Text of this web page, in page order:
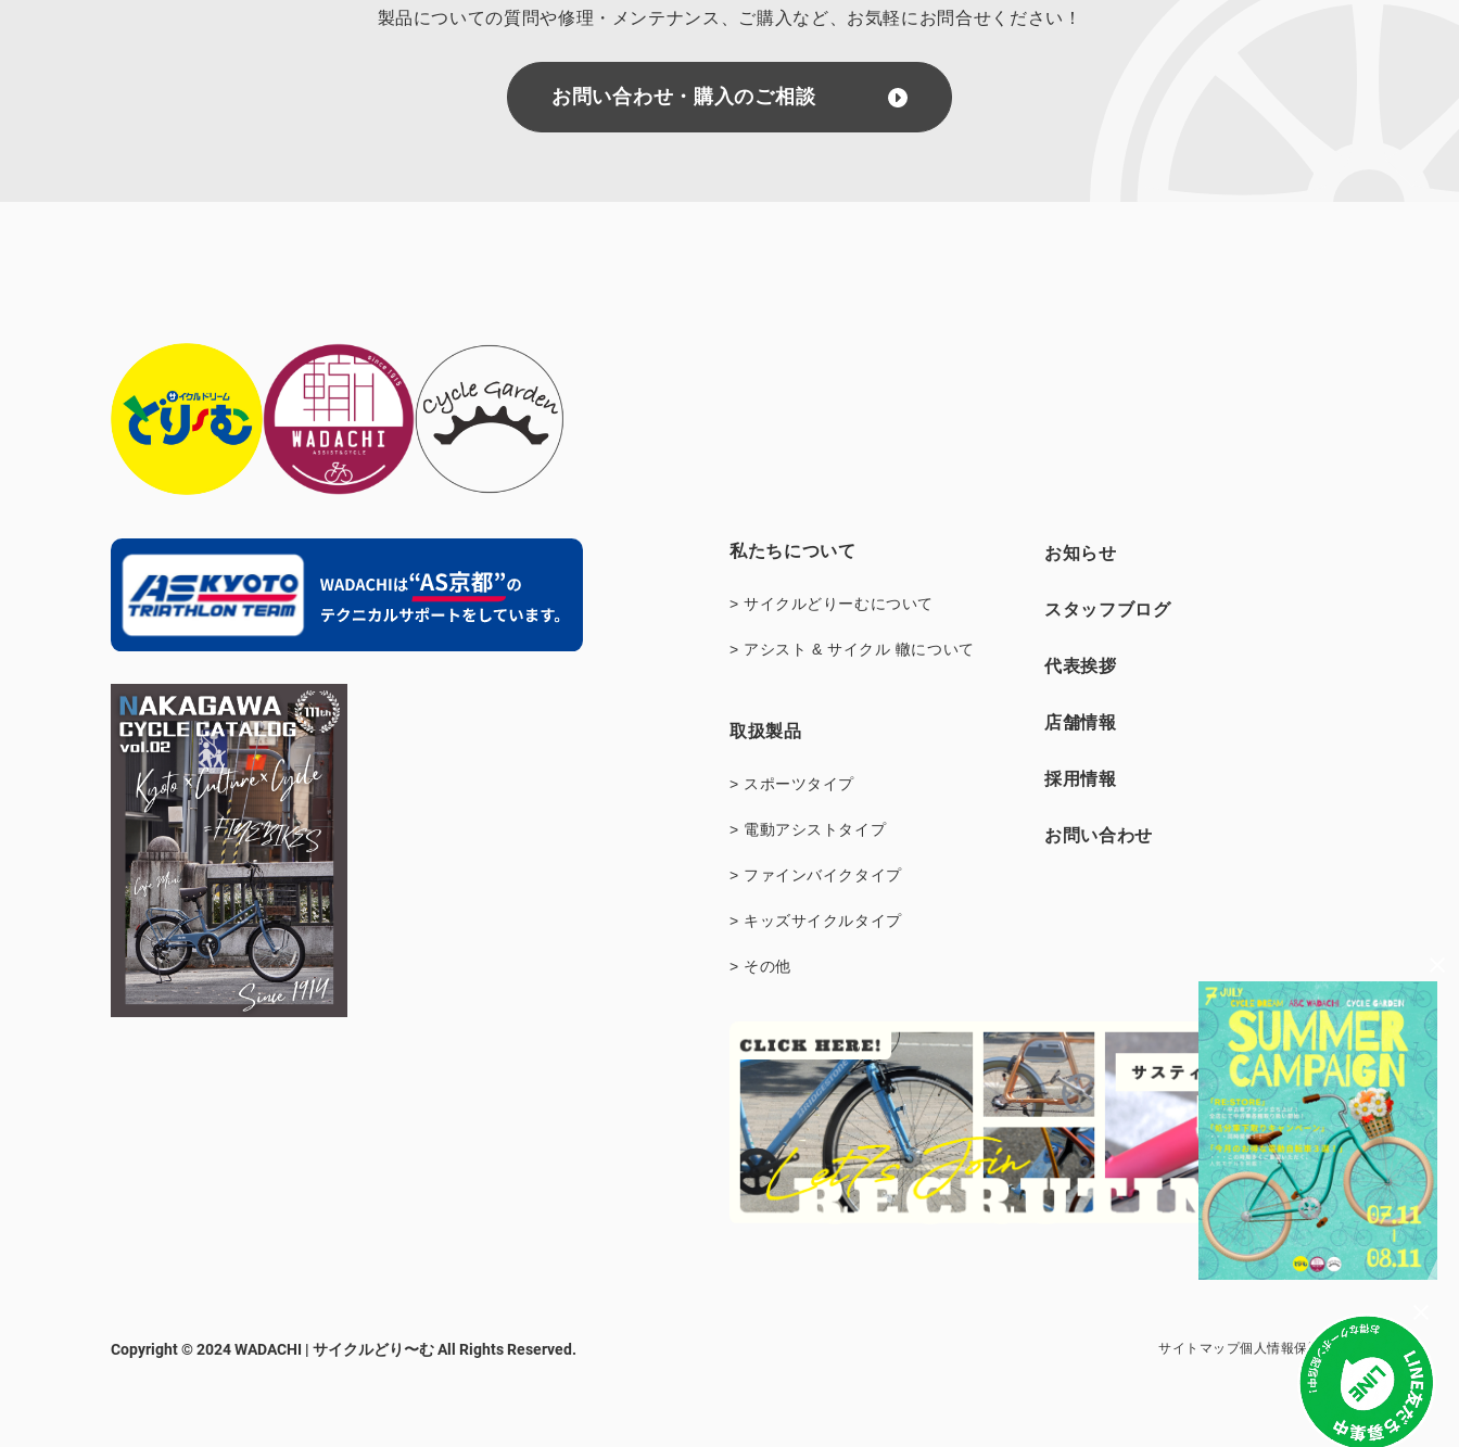
製品についての質問や修理・メンテナンス、ご購入など、 お気軽にお問合せください！
お問い合わせ・購入のご相談
私たちについて
> サイクルどりーむについて
> アシスト & サイクル 轍について
取扱製品
> スポーツタイプ
> 電動アシストタイプ
> ファインバイクタイプ
> キッズサイクルタイプ
> その他
お知らせ
スタッフブログ
代表挨拶
店舗情報
採用情報
お問い合わせ
Copyright © 2024 WADACHI | サイクルどり〜むAll Rights Reserved. サイトマップ個人情報保護方針